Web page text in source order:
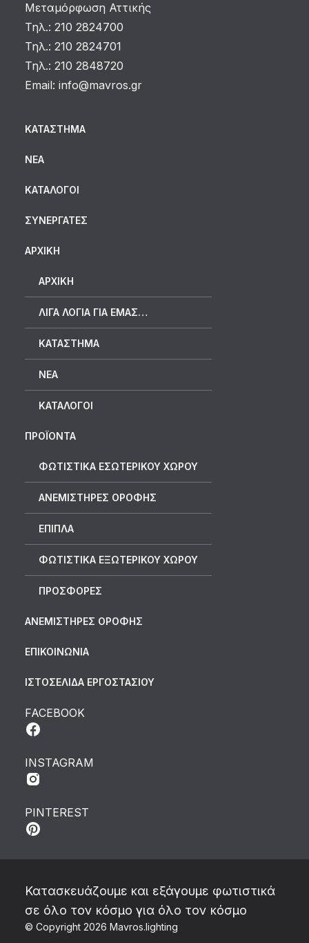
Μεταμόρφωση Αττικής
Τηλ.: 210 2824700
Τηλ.: 210 2824701
Τηλ.: 210 2848720
Email: info@mavros.gr
ΚΑΤΆΣΤΗΜΑ
ΝΈΑ
ΚΑΤΆΛΟΓΟΙ
ΣΥΝΕΡΓΆΤΕΣ
ΑΡΧΙΚΗ
ΑΡΧΙΚΉ
ΛΊΓΑ ΛΌΓΙΑ ΓΙΑ ΕΜΆΣ…
ΚΑΤΆΣΤΗΜΑ
ΝΈΑ
ΚΑΤΆΛΟΓΟΙ
ΠΡΟΪΟΝΤΑ
ΦΩΤΙΣΤΙΚΑ ΕΣΩΤΕΡΙΚΟΥ ΧΩΡΟΥ
ΑΝΕΜΙΣΤΗΡΕΣ ΟΡΟΦΗΣ
ΕΠΙΠΛΑ
ΦΩΤΙΣΤΙΚΑ ΕΞΩΤΕΡΙΚΟΥ ΧΩΡΟΥ
ΠΡΟΣΦΟΡΕΣ
ΑΝΕΜΙΣΤΗΡΕΣ ΟΡΟΦΗΣ
ΕΠΙΚΟΙΝΩΝΙΑ
ΙΣΤΟΣΕΛΙΔΑ ΕΡΓΟΣΤΑΣΙΟΥ
FACEBOOK
INSTAGRAM
PINTEREST
Κατασκευάζουμε και εξάγουμε φωτιστικά
σε όλο τον κόσμο για όλο τον κόσμο
© Copyright 2026 Mavros.lighting